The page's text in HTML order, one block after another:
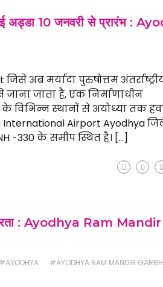
अड्डा 10 जनवरी से प्रारंभ :
अब मर्यादा पुरुषोत्तम
जाता है, एक निर्माणाधीन
विभिन्न स्थानों से अयोध्या तक
International Airport Ayodhya
-330 के समीप स्थित है। […]
सुंदरता : Ayodhya Ram Mandir
#AYODHYA
#AYODHYA RAM MANDIR